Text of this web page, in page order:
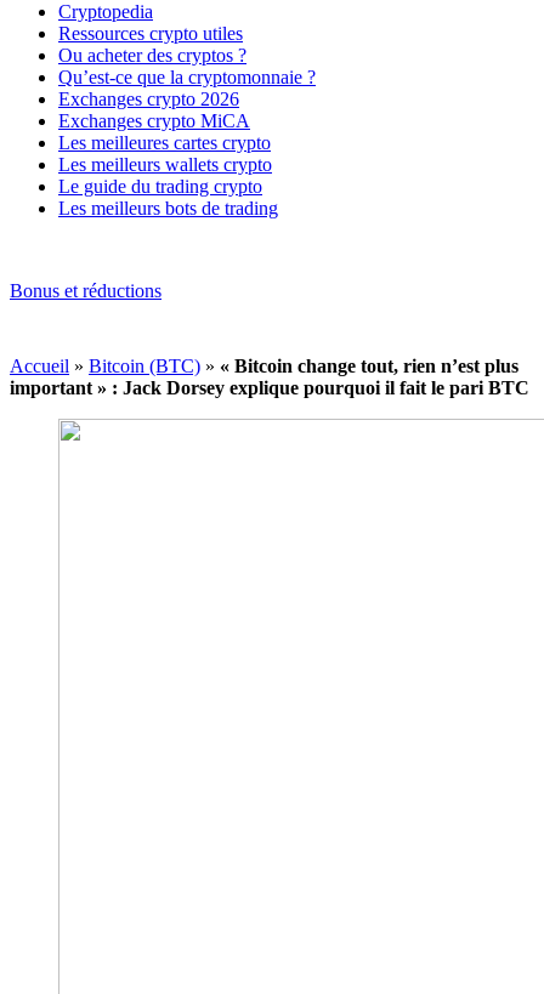
Cryptopedia
Ressources crypto utiles
Ou acheter des cryptos ?
Qu’est-ce que la cryptomonnaie ?
Exchanges crypto 2026
Exchanges crypto MiCA
Les meilleures cartes crypto
Les meilleurs wallets crypto
Le guide du trading crypto
Les meilleurs bots de trading
Bonus et réductions
Accueil » Bitcoin (BTC) » « Bitcoin change tout, rien n’est plus
important » : Jack Dorsey explique pourquoi il fait le pari BTC